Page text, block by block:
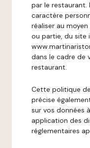
par le restaurant.
caractère
réaliser au
ou partie, du site
dans le cadre de
restaurant.
Cette politique
précise
sur vos données
application des
réglementaires